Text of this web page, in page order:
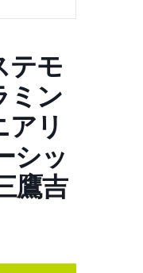
テモ
ミン
リ
シッ
鷹吉